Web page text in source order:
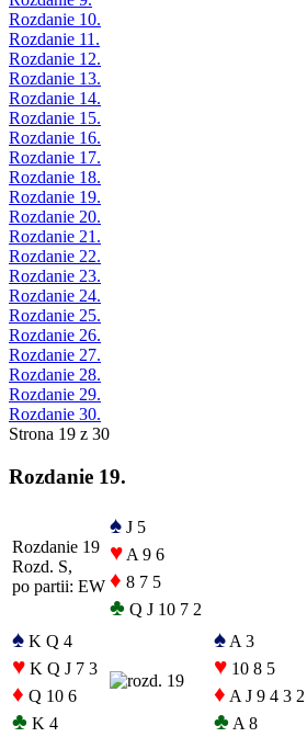
Rozdanie 10.
Rozdanie 11.
Rozdanie 12.
Rozdanie 13.
Rozdanie 14.
Rozdanie 15.
Rozdanie 16.
Rozdanie 17.
Rozdanie 18.
Rozdanie 19.
Rozdanie 20.
Rozdanie 21.
Rozdanie 22.
Rozdanie 23.
Rozdanie 24.
Rozdanie 25.
Rozdanie 26.
Rozdanie 27.
Rozdanie 28.
Rozdanie 29.
Rozdanie 30.
Strona 19 z 30
Rozdanie 19.
Rozdanie 19
Rozd. S,
po partii: EW
♠ J 5
♥ A 9 6
♦ 8 7 5
♣ Q J 10 7 2
♠ K Q 4
♥ K Q J 7 3
♦ Q 10 6
♣ K 4
♠ A 3
♥ 10 8 5
♦ A J 9 4 3 2
♣ A 8